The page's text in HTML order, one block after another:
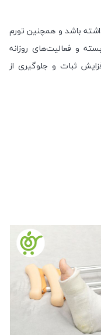
باشد و همچنین تورم
و فعالیت‌های روزانه
ثبات و جلوگیری از